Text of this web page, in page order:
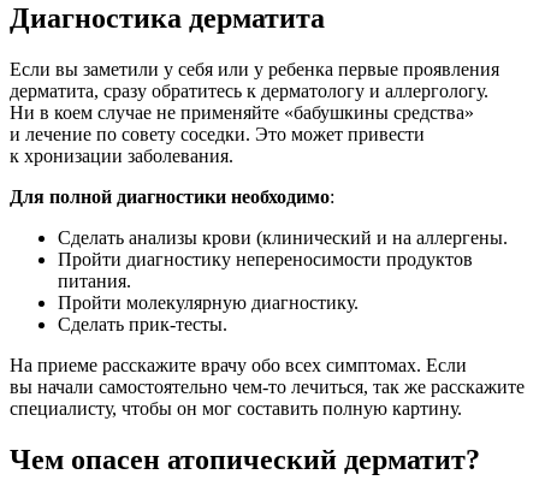
Диагностика дерматита
Если вы заметили у себя или у ребенка первые проявления
дерматита, сразу обратитесь к дерматологу и аллергологу.
Ни в коем случае не применяйте «бабушкины средства»
и лечение по совету соседки. Это может привести
к хронизации заболевания.
Для полной диагностики необходимо:
Сделать анализы крови (клинический и на аллергены.
Пройти диагностику непереносимости продуктов
питания.
Пройти молекулярную диагностику.
Сделать прик-тесты.
На приеме расскажите врачу обо всех симптомах. Если
вы начали самостоятельно чем-то лечиться, так же расскажите
специалисту, чтобы он мог составить полную картину.
Чем опасен атопический дерматит?